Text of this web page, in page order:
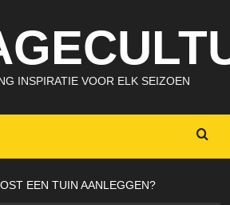
INSPIRATIE VOOR ELK SEIZOEN
EEN TUIN AANLEGGEN?